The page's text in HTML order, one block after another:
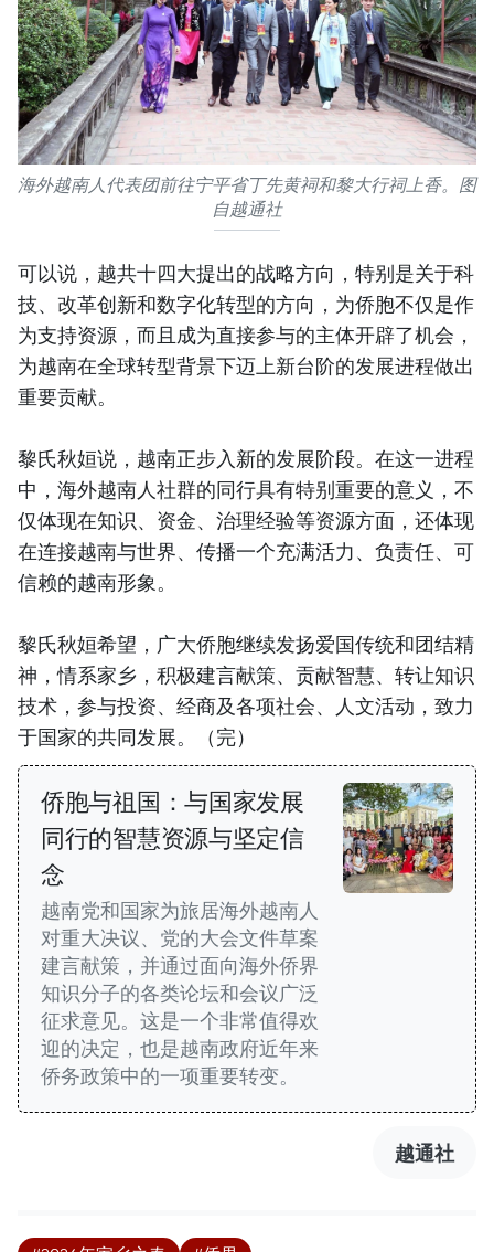
海外越南人代表团前往宁平省丁先黄祠和黎大行祠上香。图
自越通社
可以说，越共十四大提出的战略方向，特别是关于科
技、改革创新和数字化转型的方向，为侨胞不仅是作
为支持资源，而且成为直接参与的主体开辟了机会，
为越南在全球转型背景下迈上新台阶的发展进程做出
重要贡献。
黎氏秋姮说，越南正步入新的发展阶段。在这一进程
中，海外越南人社群的同行具有特别重要的意义，不
仅体现在知识、资金、治理经验等资源方面，还体现
在连接越南与世界、传播一个充满活力、负责任、可
信赖的越南形象。
黎氏秋姮希望，广大侨胞继续发扬爱国传统和团结精
神，情系家乡，积极建言献策、贡献智慧、转让知识
技术，参与投资、经商及各项社会、人文活动，致力
于国家的共同发展。（完）
侨胞与祖国：与国家发展
同行的智慧资源与坚定信
念
越南党和国家为旅居海外越南人
对重大决议、党的大会文件草案
建言献策，并通过面向海外侨界
知识分子的各类论坛和会议广泛
征求意见。这是一个非常值得欢
迎的决定，也是越南政府近年来
侨务政策中的一项重要转变。
越通社